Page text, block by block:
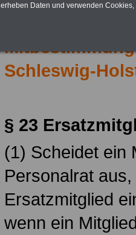
Schleswig-
§ 23
(1) Scheidet ein
Personalrat
Ersatzmitglied
wenn ein
erheben Daten und verwenden